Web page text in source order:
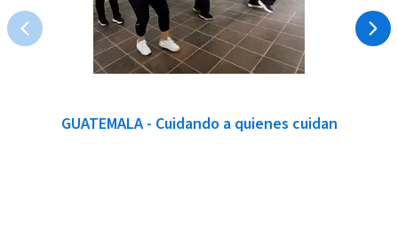
GUATEMALA - Cuidando a quienes cuidan